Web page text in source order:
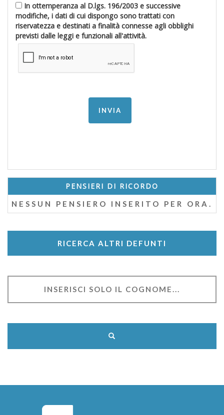
In ottemperanza al D.lgs. 196/2003 e successive
modifiche, i dati di cui dispongo sono trattati con
riservatezza e destinati a finalità connesse agli obblighi
previsti dalle leggi e funzionali all'attività.
PENSIERI DI RICORDO
NESSUN PENSIERO INSERITO PER ORA.
RICERCA ALTRI DEFUNTI